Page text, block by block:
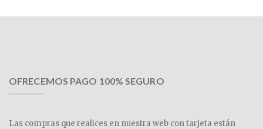
OFRECEMOS PAGO 100% SEGURO
Las compras que realices en nuestra web con tarjeta están